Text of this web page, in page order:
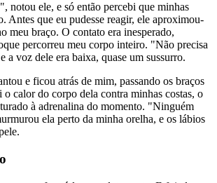
notou ele, e só então percebi que minhas
Antes que eu pudesse reagir, ele aproximou-
meu braço. O contato era inesperado,
percorreu meu corpo inteiro. "Não precisa
a voz dele era baixa, quase um sussurro.
e ficou atrás de mim, passando os braços
o calor do corpo dela contra minhas costas, o
à adrenalina do momento. "Ninguém
ela perto da minha orelha, e os lábios